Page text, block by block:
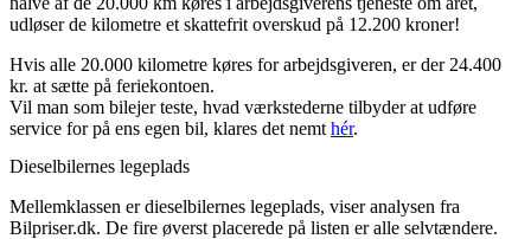
udløser de kilometre et skattefrit overskud på 12.200 kroner!
Hvis alle 20.000 kilometre køres for arbejdsgiveren, er der 24.400
kr. at sætte på feriekontoen.
Vil man som bilejer teste, hvad værkstederne tilbyder at udføre
service for på ens egen bil, klares det nemthér.
Dieselbilernes legeplads
Mellemklassen er dieselbilernes legeplads, viser analysen fra
Bilpriser.dk. De fire øverst placerede på listen er alle selvtændere.